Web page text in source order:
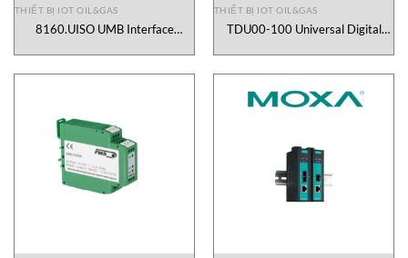
THIẾT BỊ IOT OIL&GAS
8160.UISO UMB Interface
THIẾT BỊ IOT OIL&GAS
TDU00-100 Universal Digital